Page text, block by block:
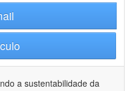
a sustentabilidade da